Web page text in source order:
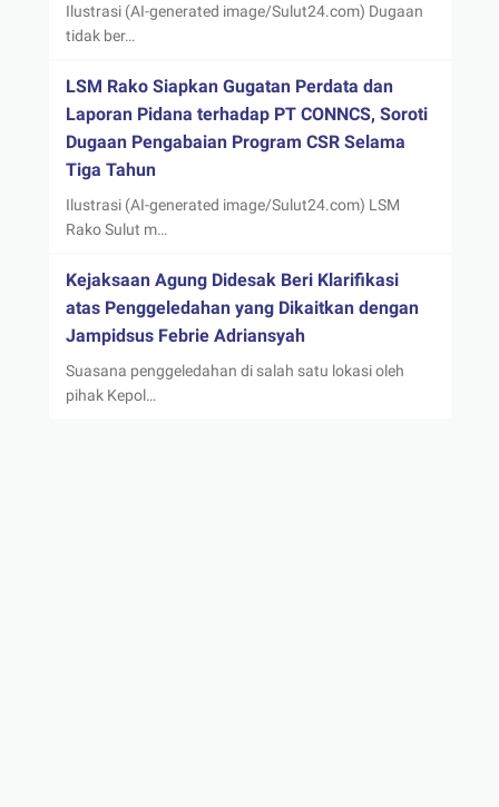
Ilustrasi (AI-generated image/Sulut24.com) Dugaan
tidak ber…
LSM Rako Siapkan Gugatan Perdata dan
Laporan Pidana terhadap PT CONNCS, Soroti
Dugaan Pengabaian Program CSR Selama
Tiga Tahun
Ilustrasi (AI-generated image/Sulut24.com) LSM
Rako Sulut m…
Kejaksaan Agung Didesak Beri Klarifikasi
atas Penggeledahan yang Dikaitkan dengan
Jampidsus Febrie Adriansyah
Suasana penggeledahan di salah satu lokasi oleh
pihak Kepol…